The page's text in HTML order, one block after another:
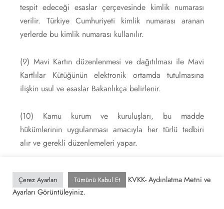
tespit edeceği esaslar çerçevesinde kimlik numarası
verilir. Türkiye Cumhuriyeti kimlik numarası aranan
yerlerde bu kimlik numarası kullanılır.
(9) Mavi Kartın düzenlenmesi ve dağıtılması ile Mavi
Kartlılar Kütüğünün elektronik ortamda tutulmasına
ilişkin usul ve esaslar Bakanlıkça belirlenir.
(10) Kamu kurum ve kuruluşları, bu madde
hükümlerinin uygulanması amacıyla her türlü tedbiri
alır ve gerekli düzenlemeleri yapar.
Türk vatandaşlığını kaybettirme
MADDE 29 –(1) Aşağıda belirtilen eylemlerde
Çerez Ayarları Tümünü Kabul Et
KVKK- Aydınlatma Metni ve
Ayarları Görüntüleyiniz.